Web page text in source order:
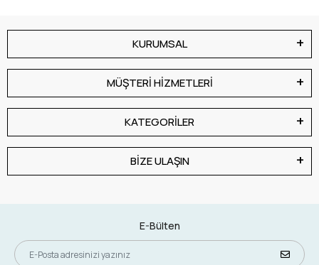
KURUMSAL
MÜŞTERİ HİZMETLERİ
KATEGORİLER
BİZE ULAŞIN
E-Bülten